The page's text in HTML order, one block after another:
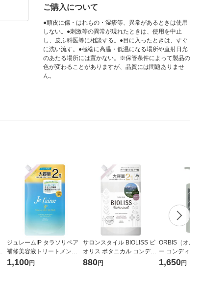
ご購入について
●頭皮に傷・はれもの・湿疹等、異常があるときは使用
しない。●刺激等の異常が現れたときは、使用を中止
し、皮ふ科医等に相談する。●目に入ったときは、すぐ
に洗い流す。●極端に高温・低温になる場所や直射日光
のあたる場所には置かない。※保管条件によって製品の
色が変わることがありますが、品質には問題ありませ
ん。
ジュレームIP タラソリペア
補修美容液トリートメント
モイスト＆スムース 詰替 68
0mL 1個
1,100円
サロンスタイル BIOLISS ビ
オリス ボタニカル コンディ
ショナー スムース＆スリー
880円
ORBIS（オル
ー コンディシ
入り 380mL
1,650円